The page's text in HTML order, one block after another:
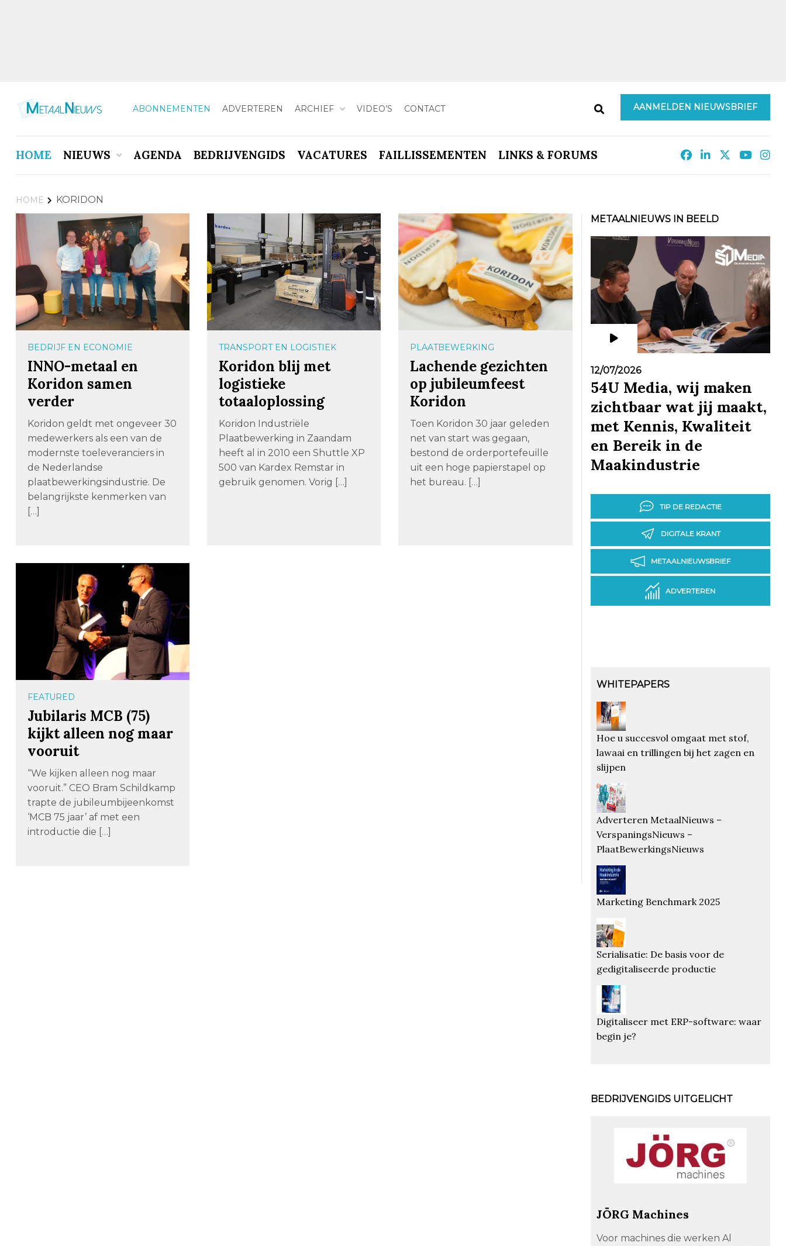
ABONNEMENTEN ADVERTEREN ARCHIEF VIDEO’S CONTACT AANMELDEN NIEUWSBRIEF
HOME NIEUWS AGENDA BEDRIJVENGIDS VACATURES FAILLISSEMENTEN LINKS & FORUMS
HOME KORIDON
BEDRIJF EN ECONOMIE
INNO-metaal en
Koridon samen
verder
Koridon geldt met ongeveer 30
medewerkers als een van de
modernste toeleveranciers in
de Nederlandse
plaatbewerkingsindustrie. De
belangrijkste kenmerken van
[…]
TRANSPORT EN LOGISTIEK
Koridon blij met
logistieke
totaaloplossing
Koridon Industriële
Plaatbewerking in Zaandam
heeft al in 2010 een Shuttle XP
500 van Kardex Remstar in
gebruik genomen. Vorig […]
PLAATBEWERKING
Lachende gezichten
op jubileumfeest
Koridon
Toen Koridon 30 jaar geleden
net van start was gegaan,
bestond de orderportefeuille
uit een hoge papierstapel op
het bureau. […]
FEATURED
Jubilaris MCB (75)
kijkt alleen nog maar
vooruit
“We kijken alleen nog maar
vooruit.” CEO Bram Schildkamp
trapte de jubileumbijeenkomst
‘MCB 75 jaar’ af met een
introductie die […]
METAALNIEUWS IN BEELD
12/07/2026
54U Media, wij maken
zichtbaar wat jij maakt,
met Kennis, Kwaliteit
en Bereik in de
Maakindustrie
TIP DE REDACTIE
DIGITALE KRANT
METAALNIEUWSBRIEF
ADVERTEREN
WHITEPAPERS
Hoe u succesvol omgaat met stof,
lawaai en trillingen bij het zagen en
slijpen
Adverteren MetaalNieuws –
VerspaningsNieuws –
PlaatBewerkingsNieuws
Marketing Benchmark 2025
Serialisatie: De basis voor de
gedigitaliseerde productie
Digitaliseer met ERP-software: waar
begin je?
BEDRIJVENGIDS UITGELICHT
JÖRG Machines
Voor machines die werken Al